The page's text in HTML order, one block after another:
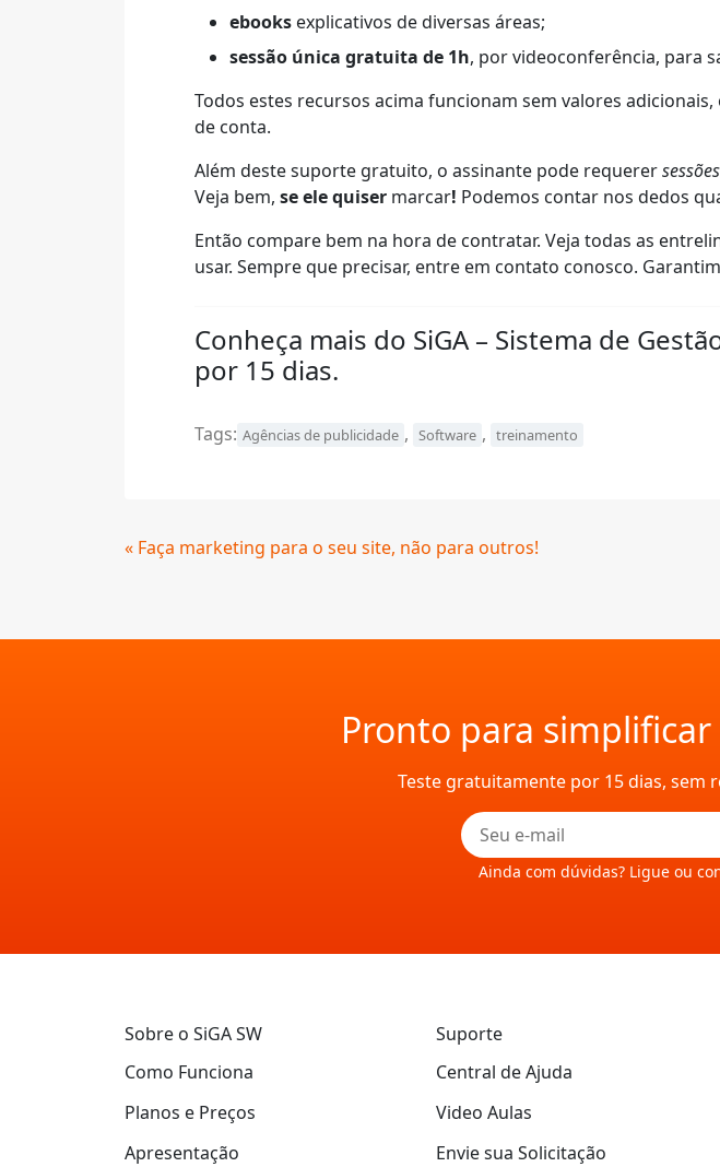
ebooks explicativos de diversas áreas;
sessão única gratuita de 1h, por videoconferência, para
Todos estes recursos acima funcionam sem valores adicionais,
de conta.
Além deste suporte gratuito, o assinante pode requerer
Veja bem, se ele quiser marcar! Podemos contar nos dedos
Então compare bem na hora de contratar. Veja todas as
usar. Sempre que precisar, entre em contato conosco.
Conheça mais do SiGA – Sistema de
por 15 dias.
Tags: Agências de publicidade , Software , treinamento
Continue
Lendo
« Faça marketing para o seu site, não para outros!
Pronto para
Teste gratuitamente por 15 dias, sem
Ainda com dúvidas? Ligue ou
Sobre o SiGA SW
Como Funciona
Planos e Preços
Apresentação
Suporte
Central de Ajuda
Video Aulas
Envie sua Solicitação